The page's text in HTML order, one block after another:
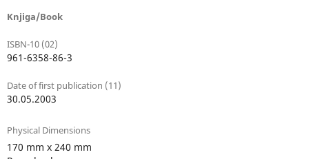
Knjiga/Book
ISBN-10 (02)
961-6358-86-3
Date of first publication (11)
30.05.2003
Physical Dimensions
170 mm x 240 mm